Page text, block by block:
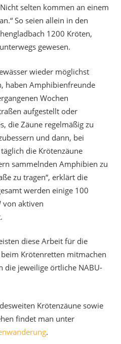
selten kommen an einem
So seien allein in den
1200 Kröten,
gewesen.
wieder möglichst
haben Amphibienfreunde
Wochen
aufgestellt oder
die Zäune regelmäßig zu
und dann, bei
die Krötenzäune
sammelnden Amphibien zu
zu tragen“, erklärt die
werden einige 100
von aktiven
diese Arbeit für die
Krötenretten mitmachen
die jeweilige örtliche NABU-
Krötenzäune sowie
findet man unter
.